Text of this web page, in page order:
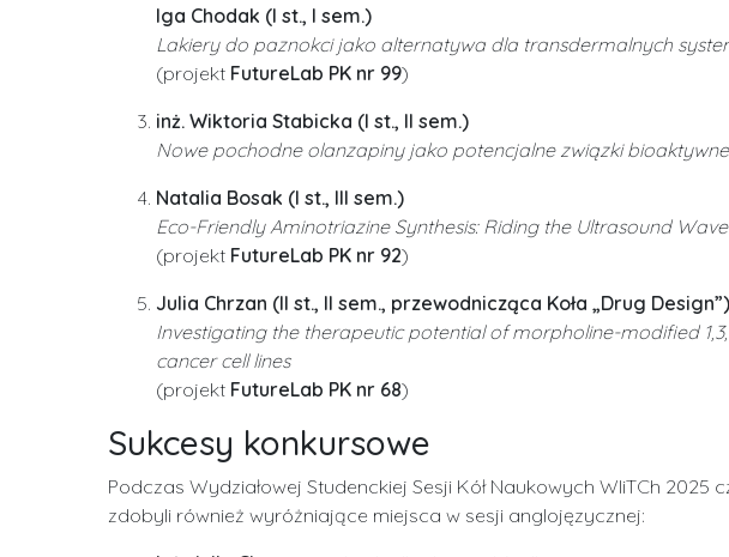
Iga Chodak (I st., I sem.)
Lakiery do paznokci jako alternatywa dla transdermalnych
(projekt FutureLab PK nr 99)
inż. Wiktoria Stabicka (I st., II sem.)
Nowe pochodne olanzapiny jako potencjalne związki bioaktywne
Natalia Bosak (I st., III sem.)
Eco-Friendly Aminotriazine Synthesis: Riding the Ultrasound Wave
(projekt FutureLab PK nr 92)
Julia Chrzan (II st., II sem., przewodnicząca Koła „Drug Design”)
Investigating the therapeutic potential of morpholine-modified
cancer cell lines
(projekt FutureLab PK nr 68)
Sukcesy konkursowe
Podczas Wydziałowej Studenckiej Sesji Kół Naukowych WIiTCh 2025
zdobyli również wyróżniające miejsca w sesji anglojęzycznej: